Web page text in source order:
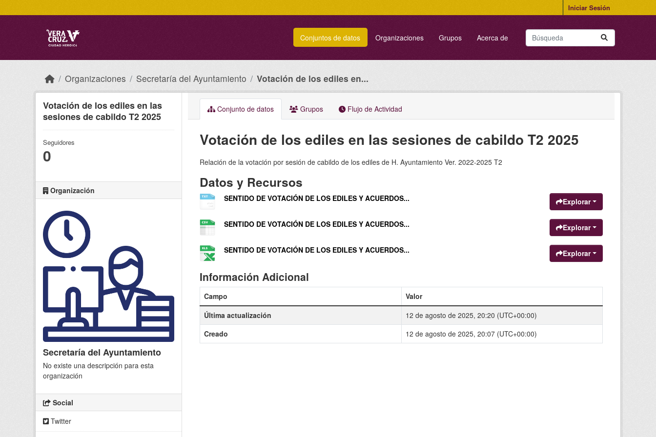
Iniciar Sesión
Conjuntos de datos Organizaciones Grupos Acerca de
Organizaciones Secretaría del Ayuntamiento Votación de los ediles en...
Votación de los ediles en las
sesiones de cabildo T2 2025
Seguidores
0
Organización
Secretaría del Ayuntamiento
No existe una descripción para esta
organización
Social
Twitter
Conjunto de datos Grupos Flujo de Actividad
Votación de los ediles en las sesiones de cabildo T2 2025
Relación de la votación por sesión de cabildo de los ediles de H. Ayuntamiento Ver. 2022-2025 T2
Datos y Recursos
SENTIDO DE VOTACIÓN DE LOS EDILES Y ACUERDOS... Explorar
SENTIDO DE VOTACIÓN DE LOS EDILES Y ACUERDOS... Explorar
SENTIDO DE VOTACIÓN DE LOS EDILES Y ACUERDOS... Explorar
Información Adicional
Campo
Valor
Última actualización
12 de agosto de 2025, 20:20 (UTC+00:00)
Creado
12 de agosto de 2025, 20:07 (UTC+00:00)